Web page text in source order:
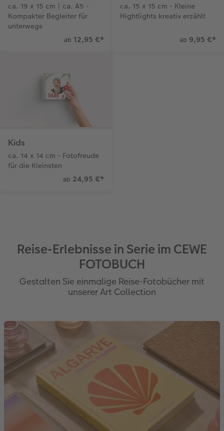
ca. 19 x 15 cm | ca. A5 -
Kompakter Begleiter für
unterwegs
ab 12,95 €*
ca. 15 x 15 cm - Kleine
Hightlights kreativ erzählt
ab 9,95 €*
Kids
ca. 14 x 14 cm - Fotofreude
für die Kleinsten
ab 24,95 €*
Reise-Erlebnisse in Serie im CEWE
FOTOBUCH
Gestalten Sie einmalige Reise-Fotobücher mit
unserer Art Collection